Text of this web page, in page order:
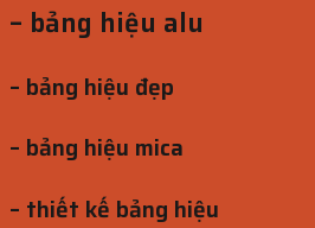
– bảng hiệu alu
– bảng hiệu đẹp
– bảng hiệu mica
– thiết kế bảng hiệu